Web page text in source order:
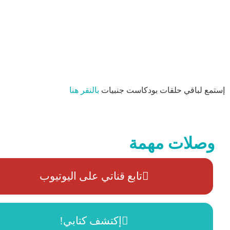
إستمع لباقي حلقات بودكاست جنبيات بالنقر هنا
وصلات مهمة
تابع قناتي على اليوتيوب
إكتشف كتابي!